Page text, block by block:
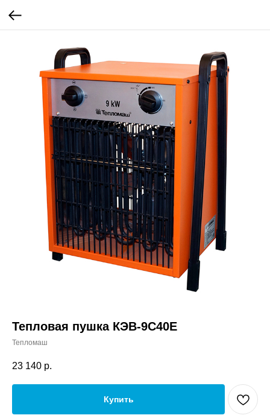
Тепловая пушка КЭВ-9С40Е
Тепломаш
23 140 р.
Купить